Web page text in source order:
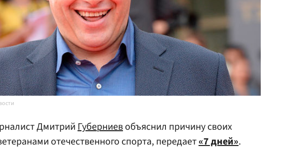
ДмитрийГуберниевобъяснил причину своих
отечественного спорта, передает«7 дней».